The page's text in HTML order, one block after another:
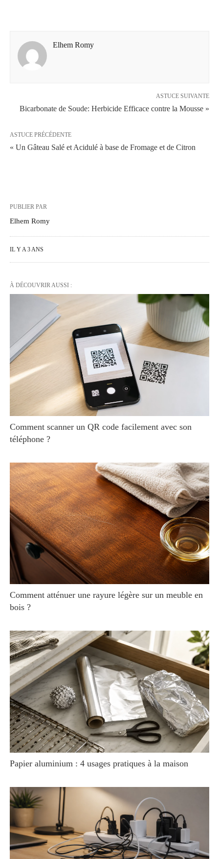
Elhem Romy
ASTUCE SUIVANTE
Bicarbonate de Soude: Herbicide Efficace contre la Mousse »
ASTUCE PRÉCÉDENTE
« Un Gâteau Salé et Acidulé à base de Fromage et de Citron
PUBLIER PAR
Elhem Romy
IL Y A 3 ANS
À DÉCOUVRIR AUSSI :
Comment scanner un QR code facilement avec son
téléphone ?
Comment atténuer une rayure légère sur un meuble en
bois ?
Papier aluminium : 4 usages pratiques à la maison